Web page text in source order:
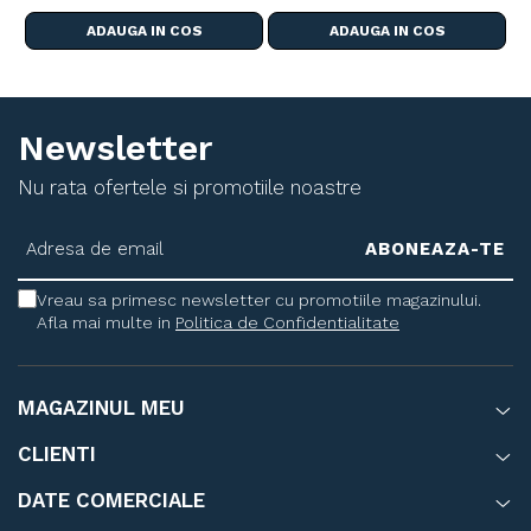
ADAUGA IN COS ADAUGA IN COS
Newsletter
Nu rata ofertele si promotiile noastre
Vreau sa primesc newsletter cu promotiile magazinului.
Afla mai multe in Politica de Confidentialitate
MAGAZINUL MEU
CLIENTI
DATE COMERCIALE